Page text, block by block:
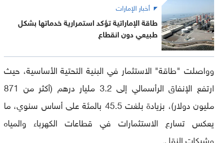
أخبار الإمارات
طاقة الإماراتية تؤكد استمرارية خدماتها بشكل
طبيعي دون انقطاع
وواصلت "طاقة" الاستثمار في البنية التحتية الأساسية، حيث
ارتفع الإنفاق الرأسمالي إلى 3.2 مليار درهم (أكثر من 871
مليون دولار)، بزيادة بلغت 45.5 بالمئة على أساس سنوي، ما
يعكس تسارع الاستثمارات في قطاعات الكهرباء والمياه
وشبكات النقل.